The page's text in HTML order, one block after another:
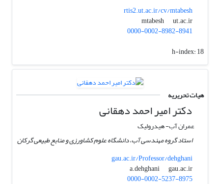
rtis2.ut.ac.ir/cv/mtabesh
mtabesh
ut.ac.ir
0000-0002-8982-8941
h-index:18
هیات تحریریه
دکتر امیر احمد دهقانی
عمران آب- هیدرولیک
استاد گروه مهندسی آب، دانشگاه علوم کشاورزی و منابع طبیعی گرکان
gau.ac.ir/Professor/dehghani
a.dehghani
gau.ac.ir
0000-0002-5237-8975